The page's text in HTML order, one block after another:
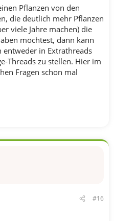
Pflanzen von den
die deutlich mehr Pflanzen
viele Jahre machen) die
möchtest, dann kann
entweder in Extrathreads
Threads zu stellen. Hier im
Fragen schon mal
#16